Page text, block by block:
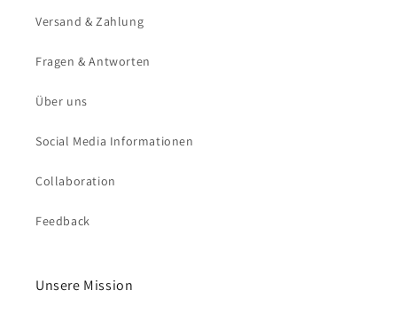
Versand & Zahlung
Fragen & Antworten
Über uns
Social Media Informationen
Collaboration
Feedback
Unsere Mission